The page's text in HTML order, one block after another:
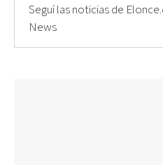
Seguí las noticias de
News